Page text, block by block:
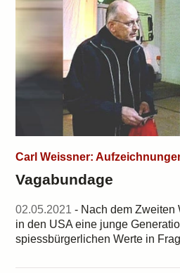
Carl Weissner:
Vagabundage
02.05.2021 - Nach dem Zweiten
in den USA eine junge
spiessbürgerlichen Werte in